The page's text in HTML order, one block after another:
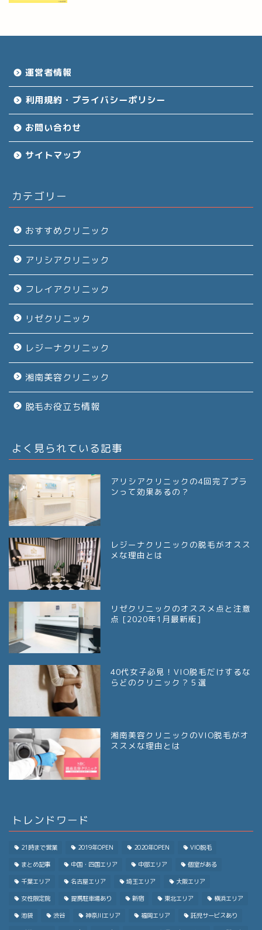
運営者情報
利用規約・プライバシーポリシー
お問い合わせ
サイトマップ
カテゴリー
おすすめクリニック
アリシアクリニック
フレイアクリニック
リゼクリニック
レジーナクリニック
湘南美容クリニック
脱毛お役立ち情報
よく見られている記事
アリシアクリニックの4回完了プラ
ンって効果あるの？
レジーナクリニックの脱毛がオスス
メな理由とは
リゼクリニックのオススメ点と注意
点 [2020年1月最新版]
40代女子必見！VIO脱毛だけするな
らどのクリニック？５選
湘南美容クリニックのVIO脱毛がオ
ススメな理由とは
トレンドワード
21時まで営業 2019年OPEN 2020年OPEN VIO脱毛
まとめ記事 中国・四国エリア 中部エリア 個室がある
千葉エリア 名古屋エリア 埼玉エリア 大阪エリア
女性限定院 提携駐車場あり 新宿 東北エリア 横浜エリア
池袋 渋谷 神奈川エリア 福岡エリア 託児サービスあり